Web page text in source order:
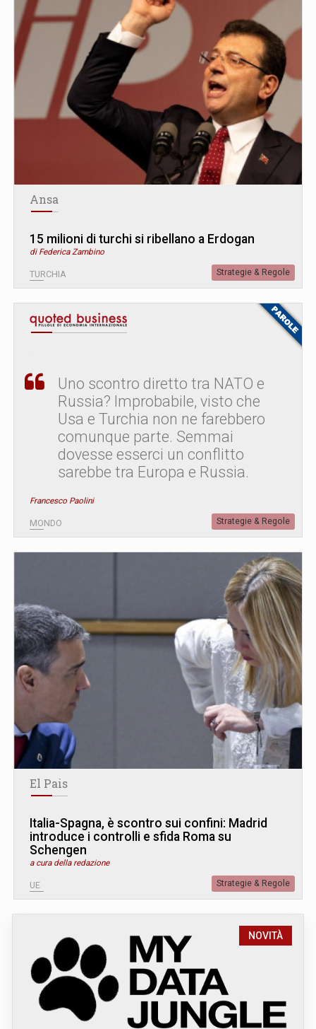
Ansa
15 milioni di turchi si ribellano a Erdogan
di Federica Zambino
TURCHIA Strategie & Regole
Uno scontro diretto tra NATO e
Russia? Improbabile, visto che
Usa e Turchia non ne farebbero
comunque parte. Semmai
dovesse esserci un conflitto
sarebbe tra Europa e Russia.
Francesco Paolini
MONDO Strategie & Regole
El Pais
Italia-Spagna, è scontro sui confini: Madrid
introduce i controlli e sfida Roma su
Schengen
a cura della redazione
UE Strategie & Regole
NOVITÀ